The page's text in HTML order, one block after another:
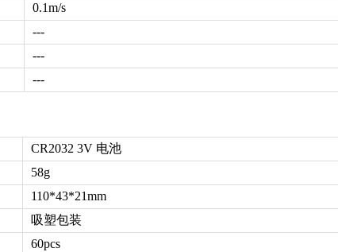
0.1m/s
---
---
---
CR2032 3V 电池
58g
110*43*21mm
吸塑包装
60pcs